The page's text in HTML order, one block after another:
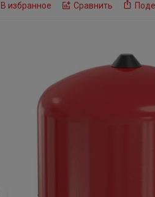
В избранное Сравнить